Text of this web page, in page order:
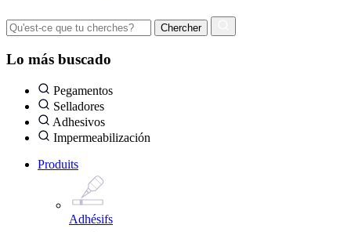
Lo más buscado
Pegamentos
Selladores
Adhesivos
Impermeabilización
Produits
Adhésifs